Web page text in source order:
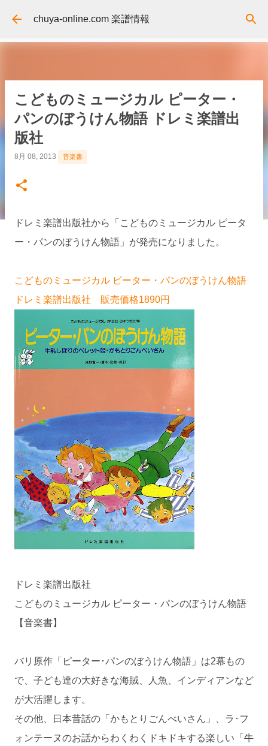
スキップしてメイン コンテンツに移動
chuya-online.com 楽譜情報
こどものミュージカル ピーター・
パンのぼうけん物語 ドレミ楽譜出
版社
8月 08, 2013 音楽書
ドレミ楽譜出版社から「こどものミュージカル ピータ
ー・パンのぼうけん物語」が発売になりました。
こどものミュージカル ピーター・パンのぼうけん物語
ドレミ楽譜出版社 販売価格1890円
ドレミ楽譜出版社
こどものミュージカル ピーター・パンのぼうけん物語
【音楽書】
バリ原作「ピーター･パンのぼうけん物語」は2幕もの
で、子ども達の大好きな海賊、人魚、インディアンなど
が大活躍します。
その他、日本昔話の「かもとりごんべいさん」、ラ･フ
ォンテーヌのお話からわくわくドキドキする楽しい「牛